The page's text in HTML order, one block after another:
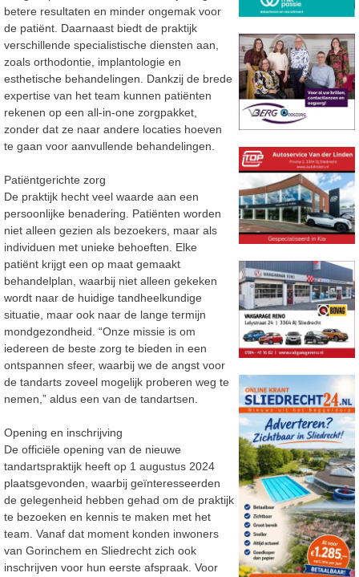
betere resultaten en minder ongemak voor
de patiënt. Daarnaast biedt de praktijk
verschillende specialistische diensten aan,
zoals orthodontie, implantologie en
esthetische behandelingen. Dankzij de brede
expertise van het team kunnen patiënten
rekenen op een all-in-one zorgpakket,
zonder dat ze naar andere locaties hoeven
te gaan voor aanvullende behandelingen.
Patiëntgerichte zorg
De praktijk hecht veel waarde aan een
persoonlijke benadering. Patiënten worden
niet alleen gezien als bezoekers, maar als
individuen met unieke behoeften. Elke
patiënt krijgt een op maat gemaakt
behandelplan, waarbij niet alleen gekeken
wordt naar de huidige tandheelkundige
situatie, maar ook naar de lange termijn
mondgezondheid. “Onze missie is om
iedereen de beste zorg te bieden in een
ontspannen sfeer, waarbij we de angst voor
de tandarts zoveel mogelijk proberen weg te
nemen,” aldus een van de tandartsen.
Opening en inschrijving
De officiële opening van de nieuwe
tandartspraktijk heeft op 1 augustus 2024
plaatsgevonden, waarbij geïnteresseerden
de gelegenheid hebben gehad om de praktijk
te bezoeken en kennis te maken met het
team. Vanaf dat moment konden inwoners
van Gorinchem en Sliedrecht zich ook
inschrijven voor hun eerste afspraak. Voor